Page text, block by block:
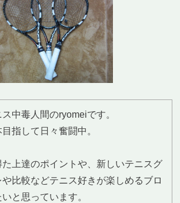
中毒人間のryomeiです。
指して日々奮闘中。
上達のポイントや、新しいテニスグ
比較などテニス好きが楽しめるブロ
と思っています。